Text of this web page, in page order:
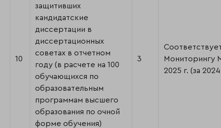
10
защитивших
кандидатские
диссертации в
диссертационных
советах в отчетном
году (в расчете на 100
обучающихся по
образовательным
программам высшего
образования по очной
форме обучения)
3
Мониторингу
2025 г. (за 2024